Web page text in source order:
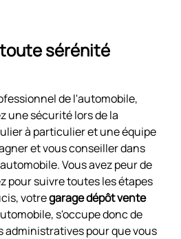
sérénité
de l'automobile,
une sécurité lors de la
à particulier et une équipe
et vous conseiller dans
Vous avez peur de
pour suivre toutes les étapes
votregarage dépôt vente
s'occupe donc de
administratives pour que vous